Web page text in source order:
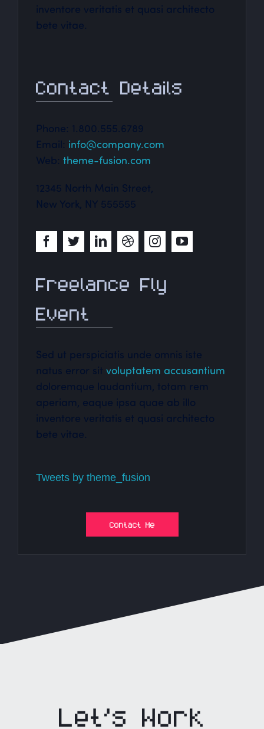
inventore veritatis et quasi architecto
bete vitae.
Contact Details
Phone: 1.800.555.6789
Email: info@company.com
Web: theme-fusion.com
12345 North Main Street,
New York, NY 555555
Freelance Fly
Event
Sed ut perspiciatis unde omnis iste
natus error sit voluptatem accusantium
doloremque laudantium, totam rem
aperiam, eaque ipsa quae ab illo
inventore veritatis et quasi architecto
bete vitae.
Tweets by theme_fusion
Contact Me
Let’s Work